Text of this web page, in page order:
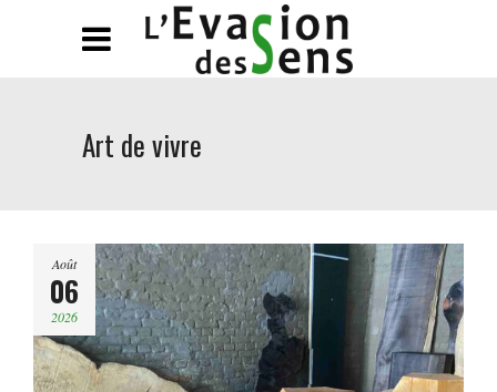
Art de vivre
Août
06
2026